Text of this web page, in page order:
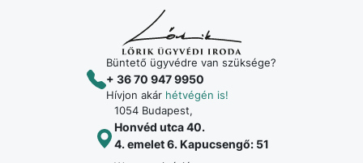
Büntető ügyvédre van szüksége?
+ 36 70 947 9950
Hívjon akár hétvégén is!
1054 Budapest,
Honvéd utca 40.
4. emelet 6. Kapucsengő: 51